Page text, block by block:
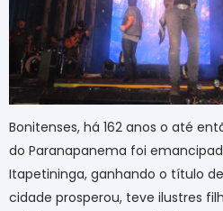
Bonitenses, há 162 anos o até
do Paranapanema foi
Itapetininga, ganhando o título
cidade prosperou, teve ilustres